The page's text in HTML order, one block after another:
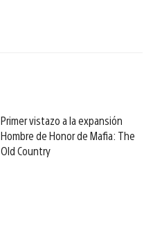
Primer vistazo a la expansión
Hombre de Honor de Mafia: The
Old Country